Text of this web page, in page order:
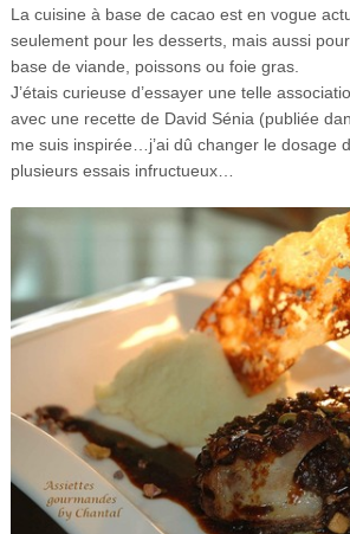
La cuisine à base de cacao est en vogue
seulement pour les desserts, mais aussi
base de viande, poissons ou foie gras.
J’étais curieuse d’essayer une telle
avec une recette de David Sénia (publiée
me suis inspirée…j’ai dû changer le dosage
plusieurs essais infructueux…